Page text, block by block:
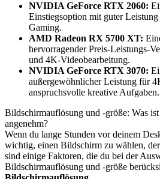
NVIDIA GeForce RTX 2060:
Einstiegsoption mit guter
Gaming.
AMD Radeon RX 5700 XT:
hervorragender Preis-Leistungs-
und 4K-Videobearbeitung.
NVIDIA GeForce RTX 3070:
außergewöhnlicher Leistung für
anspruchsvolle kreative Aufgaben.
Bildschirmauflösung und -größe: Was
angenehm?
Wenn du lange Stunden vor deinem
wichtig, einen Bildschirm zu wählen,
sind einige Faktoren, die du bei der
Bildschirmauflösung und -größe